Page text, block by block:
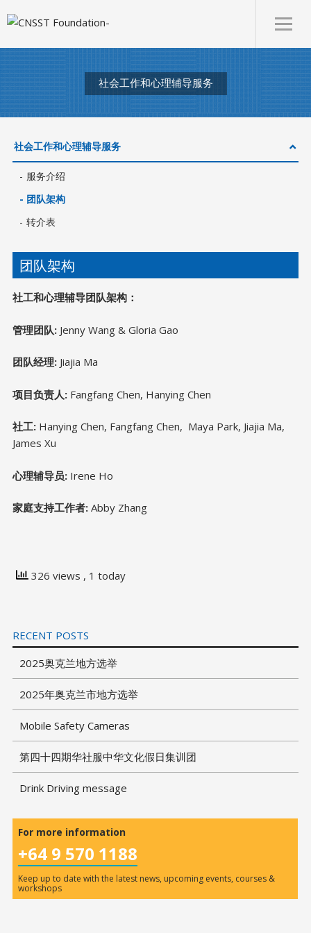
社会工作和心理辅导服务
社会工作和心理辅导服务
服务介绍
团队架构
转介表
团队架构
社工和心理辅导团队架构：
管理团队: Jenny Wang & Gloria Gao
团队经理: Jiajia Ma
项目负责人: Fangfang Chen, Hanying Chen
社工: Hanying Chen, Fangfang Chen, Maya Park, Jiajia Ma,
James Xu
心理辅导员:Irene Ho
家庭支持工作者:Abby Zhang
326 views , 1 today
RECENT POSTS
2025奥克兰地方选举
2025年奥克兰市地方选举
Mobile Safety Cameras
第四十四期华社服中华文化假日集训团
Drink Driving message
For more information
+64 9 570 1188
Keep up to date with the latest news, upcoming events, courses &
workshops